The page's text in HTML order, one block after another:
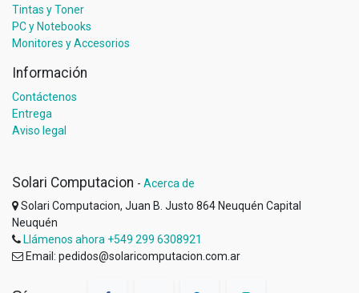
Tintas y Toner
PC y Notebooks
Monitores y Accesorios
Información
Contáctenos
Entrega
Aviso legal
Solari Computacion - Acerca de
Solari Computacion, Juan B. Justo 864 Neuquén Capital
Neuquén
Llámenos ahora +549 299 6308921
Email: pedidos@solaricomputacion.com.ar